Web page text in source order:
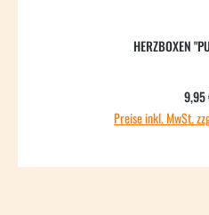
HERZBOXEN
9,95
Preise inkl. MwSt.